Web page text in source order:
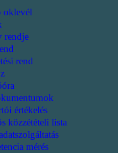
oklevél
rendje
rend
értékelés
közzétételi lista
mérés